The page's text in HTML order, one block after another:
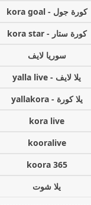
كورة جول - kora goal
كورة ستار - kora star
سوريا لايف
يلا لايف - yalla live
يلا كورة - yallakora
kora live
kooralive
koora 365
يلا شوت